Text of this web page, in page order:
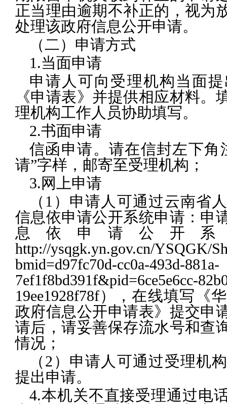
正当理由逾期不补正的，视为
处理该政府信息公开申请。
（二）申请方式
1.当面申请
申请人可向受理机构当面
《申请表》并提供相应材料。
理机构工作人员协助填写。
2.书面申请
信函申请。请在信封左下角
请”字样，邮寄至受理机构；
3.网上申请
（1）申请人可通过云南省
信息依申请公开系统申请：申
息依申请公开
http://ysqgk.yn.gov.cn/YSQGK/
bmid=d97fc70d-cc0a-493d-881a-
7ef1f8bd391f&pid=6ce5e6cc-
19ee1928f78f），在线填写《
政府信息公开申请表》提交申
请后，请妥善保存流水号和查
情况；
（2）申请人可通过受理机
提出申请。
4.本机关不直接受理通过电